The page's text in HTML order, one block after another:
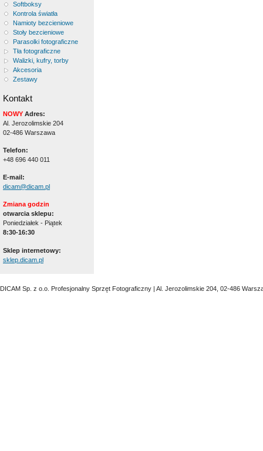
Softboksy
Kontrola światła
Namioty bezcieniowe
Stoły bezcieniowe
Parasolki fotograficzne
Tła fotograficzne
Walizki, kufry, torby
Akcesoria
Zestawy
Kontakt
NOWY Adres:
Al. Jerozolimskie 204
02-486 Warszawa
Telefon:
+48 696 440 011
E-mail:
dicam@dicam.pl
Zmiana godzin
otwarcia sklepu:
Poniedziałek - Piątek
8:30-16:30
Sklep internetowy:
sklep.dicam.pl
DICAM Sp. z o.o. Profesjonalny Sprzęt Fotograficzny | Al. Jerozolimskie 204, 02-486